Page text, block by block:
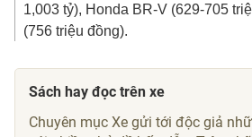
1,003 tỷ), Honda BR-V (629-705
(756 triệu đồng).
Sách hay đọc trên xe
Chuyên mục Xe gửi tới độc giả